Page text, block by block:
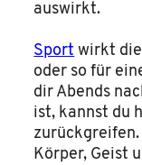
auswirkt.
Sport wirkt
oder so für
dir Abends
ist, kannst du
Körper, Geist